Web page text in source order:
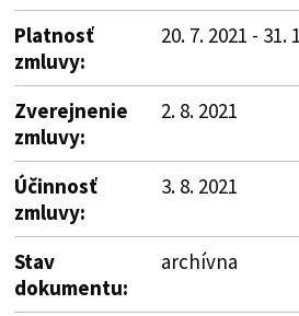
Platnosť
zmluvy:
20. 7. 2021 - 31.
Zverejnenie
zmluvy:
2. 8. 2021
Účinnosť
zmluvy:
3. 8. 2021
Stav
dokumentu:
archívna